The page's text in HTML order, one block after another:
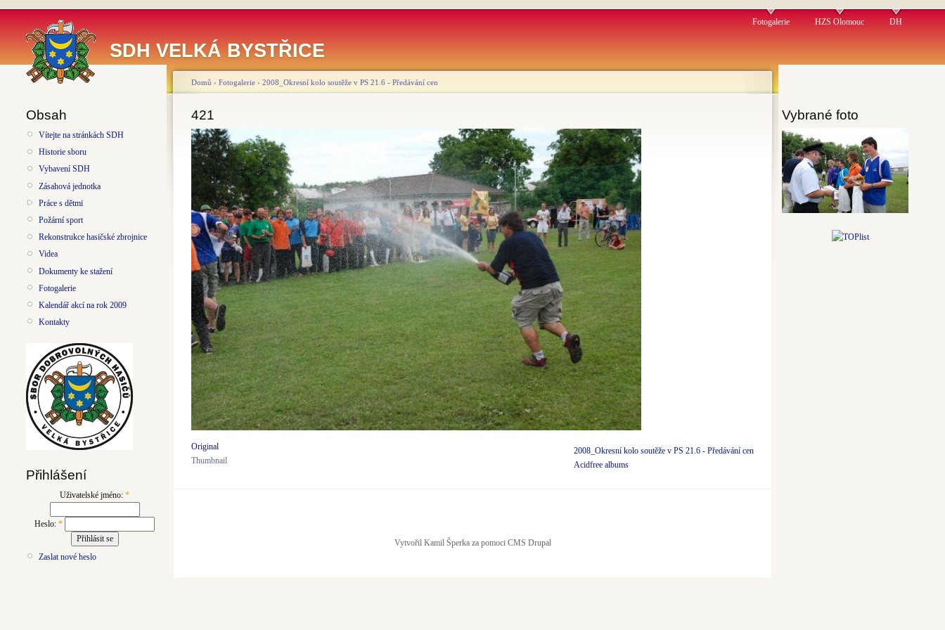
SDH VELKÁ BYSTŘICE
Fotogalerie HZS Olomouc DH
Obsah
Vítejte na stránkách SDH
Historie sboru
Vybavení SDH
Zásahová jednotka
Práce s dětmi
Požární sport
Rekonstrukce hasičské zbrojnice
Videa
Dokumenty ke stažení
Fotogalerie
Kalendář akcí na rok 2009
Kontakty
Přihlášení
Uživatelské jméno: *
Heslo: *
Zaslat nové heslo
Domů › Fotogalerie › 2008_Okresní kolo soutěže v PS 21.6 - Předávání cen
421
2008_Okresní kolo soutěže v PS 21.6 - Předávání cen
Acidfree albums
Original
Thumbnail
Vytvořil Kamil Šperka za pomoci CMS Drupal
Vybrané foto